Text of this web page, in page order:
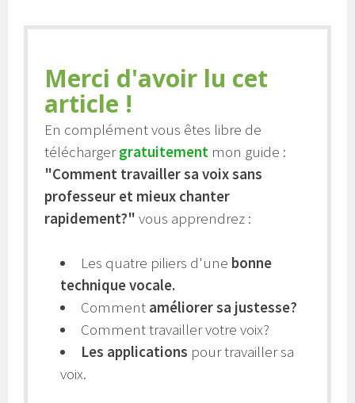
Merci d'avoir lu cet
article !
En complément vous êtes libre de
téléchargergratuitement mon guide :
"Comment travailler sa voix sans
professeur et mieux chanter
rapidement?"vous apprendrez :
Les quatre piliers d'une bonne
technique vocale.
Comment améliorer sa justesse?
Comment travailler votre voix?
Les applications pour travailler sa
voix.